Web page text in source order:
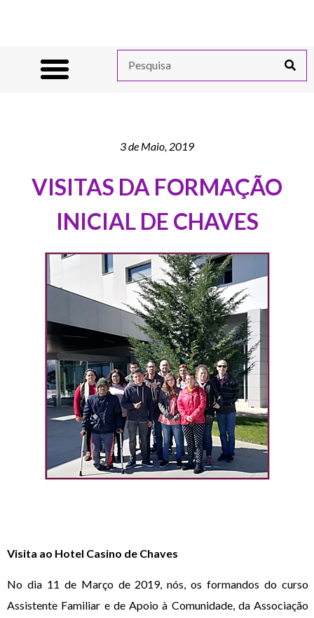
3 de Maio, 2019
VISITAS DA FORMAÇÃO
INICIAL DE CHAVES
Visita ao Hotel Casino de Chaves
No dia 11 de Março de 2019, nós, os formandos do curso
Assistente Familiar e de Apoio à Comunidade, da Associação